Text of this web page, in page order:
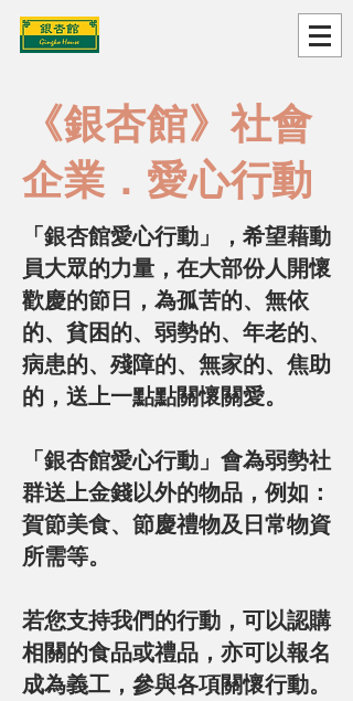
《銀杏館》社會
企業．愛心行動
「銀杏館愛心行動」，希望藉動
員大眾的力量，在大部份人開懷
歡慶的節日，為孤苦的、無依
的、貧困的、弱勢的、年老的、
病患的、殘障的、無家的、焦助
的，送上一點點關懷關愛。
「銀杏館愛心行動」會為弱勢社
群送上金錢以外的物品，例如：
賀節美食、節慶禮物及日常物資
所需等。
若您支持我們的行動，可以認購
相關的食品或禮品，亦可以報名
成為義工，參與各項關懷行動。